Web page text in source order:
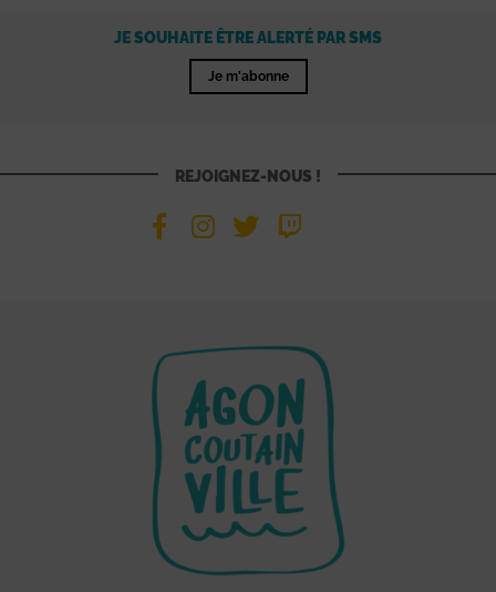
JE SOUHAITE ÊTRE ALERTÉ PAR SMS
Je m'abonne
REJOIGNEZ-NOUS !